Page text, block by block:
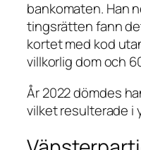
bankomaten. Han
tingsrätten fann
kortet med kod
villkorlig dom och
År 2022 dömdes
vilket resulterade i